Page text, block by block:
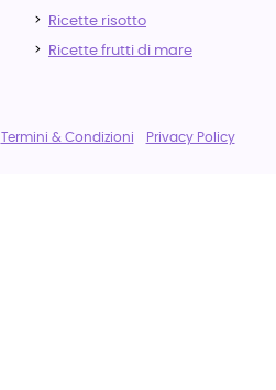
Ricette risotto
Ricette frutti di mare
Termini & Condizioni Privacy Policy